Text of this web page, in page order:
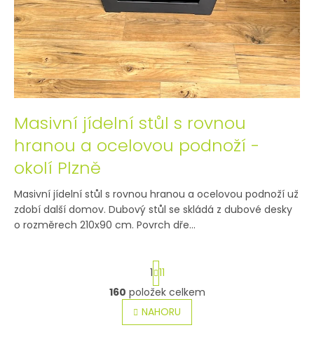
Masivní jídelní stůl s rovnou
hranou a ocelovou podnoží -
okolí Plzně
Masivní jídelní stůl s rovnou hranou a ocelovou podnoží už
zdobí další domov. Dubový stůl se skládá z dubové desky
o rozměrech 210x90 cm. Povrch dře...
O
v
l
S
t
r
á
1 11
160 položek celkem
NAHORU